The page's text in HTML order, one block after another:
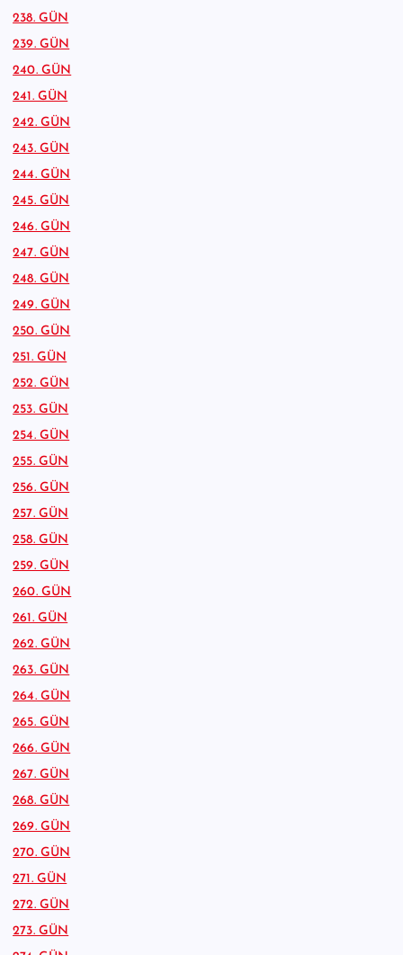
238. GÜN
239. GÜN
240. GÜN
241. GÜN
242. GÜN
243. GÜN
244. GÜN
245. GÜN
246. GÜN
247. GÜN
248. GÜN
249. GÜN
250. GÜN
251. GÜN
252. GÜN
253. GÜN
254. GÜN
255. GÜN
256. GÜN
257. GÜN
258. GÜN
259. GÜN
260. GÜN
261. GÜN
262. GÜN
263. GÜN
264. GÜN
265. GÜN
266. GÜN
267. GÜN
268. GÜN
269. GÜN
270. GÜN
271. GÜN
272. GÜN
273. GÜN